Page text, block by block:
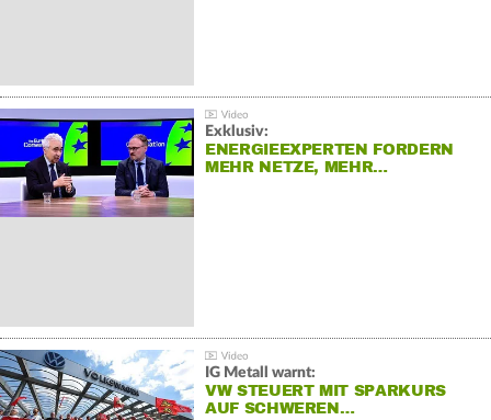
Exklusiv:
ENERGIEEXPERTEN FORDERN
MEHR NETZE, MEHR…
IG Metall warnt:
VW STEUERT MIT SPARKURS
AUF SCHWEREN…